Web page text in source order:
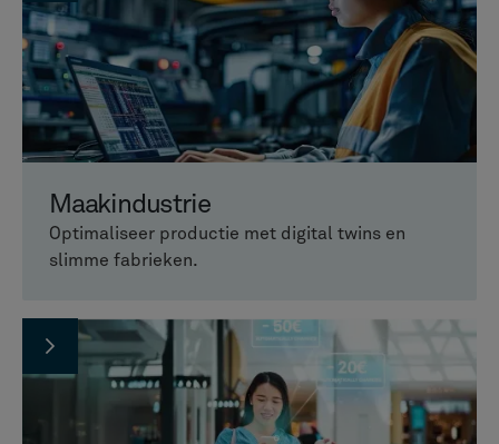
Maakindustrie
Optimaliseer productie met digital twins en
slimme fabrieken.